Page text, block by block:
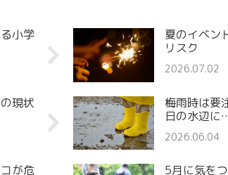
小学
夏のイベン
リスク
2026.07.02
現状
梅雨時は要
日の水辺に
2026.06.04
が危
5月に気を